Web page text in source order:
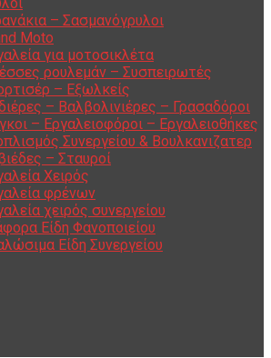
– Σασμανόγρυλοι
Moto
για μοτοσικλέτα
ρουλεμάν – Συσπειρωτές
– Εξωλκείς
– Βαλβολινιέρες – Γρασαδόροι
– Εργαλειοφόροι – Εργαλειοθήκες
Συνεργείου & Βουλκανιζατερ
– Σταυροί
Χειρός
φρένων
χειρός συνεργείου
Είδη Φανοποιείου
Είδη Συνεργείου